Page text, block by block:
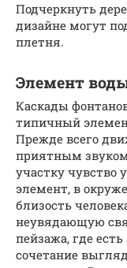
Подчеркнуть
дизайне могут
плетня.
Элемент
Каскады
типичный
Прежде всего
приятным
участку чувство
элемент, в
близость
неувядающую
пейзажа, где
сочетание